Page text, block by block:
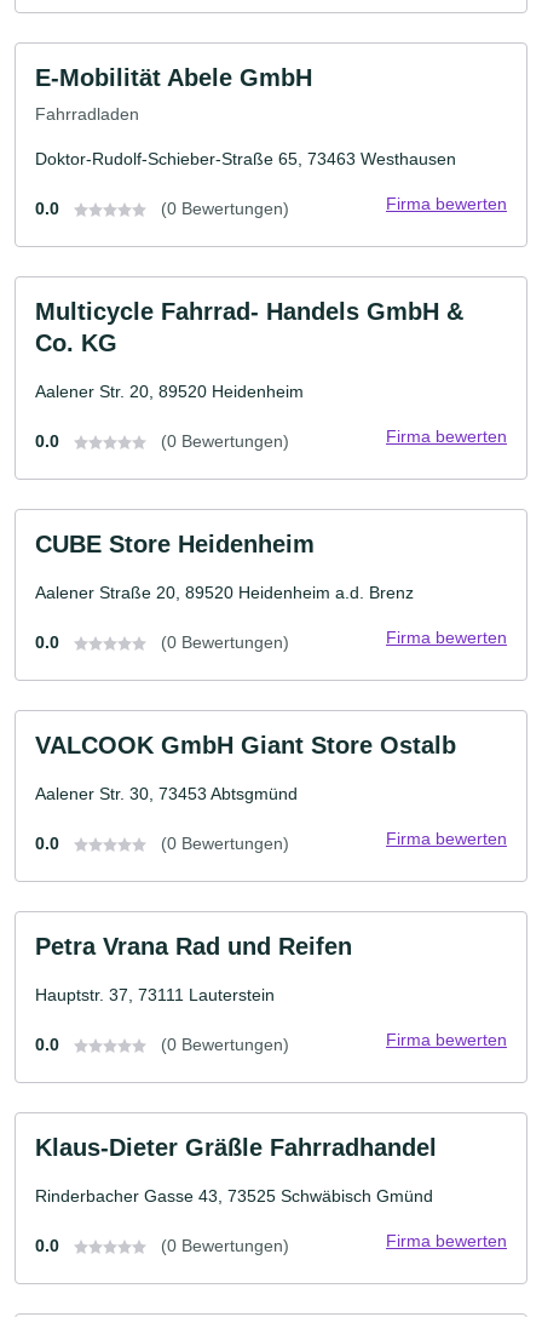
E-Mobilität Abele GmbH
Fahrradladen
Doktor-Rudolf-Schieber-Straße 65, 73463 Westhausen
0.0 (0 Bewertungen) Firma bewerten
Multicycle Fahrrad- Handels GmbH &
Co. KG
Aalener Str. 20, 89520 Heidenheim
0.0 (0 Bewertungen) Firma bewerten
CUBE Store Heidenheim
Aalener Straße 20, 89520 Heidenheim a.d. Brenz
0.0 (0 Bewertungen) Firma bewerten
VALCOOK GmbH Giant Store Ostalb
Aalener Str. 30, 73453 Abtsgmünd
0.0 (0 Bewertungen) Firma bewerten
Petra Vrana Rad und Reifen
Hauptstr. 37, 73111 Lauterstein
0.0 (0 Bewertungen) Firma bewerten
Klaus-Dieter Gräßle Fahrradhandel
Rinderbacher Gasse 43, 73525 Schwäbisch Gmünd
0.0 (0 Bewertungen) Firma bewerten